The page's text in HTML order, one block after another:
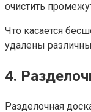
очистить
Что касается
удалены
4.
Разделочная